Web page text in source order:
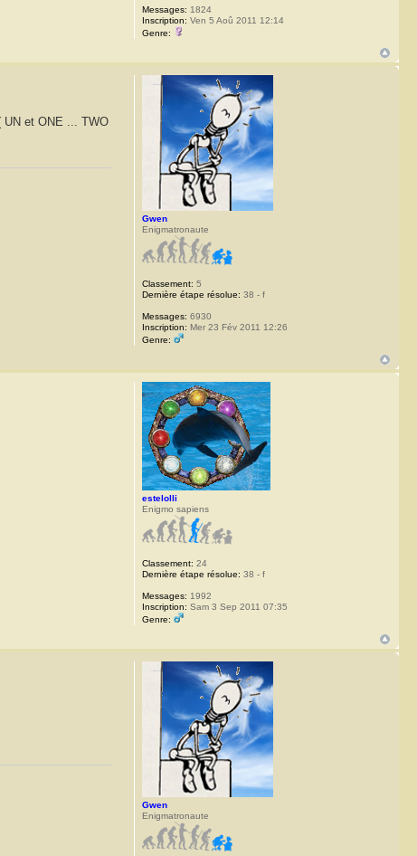
Messages: 1824
Inscription: Ven 5 Aoû 2011 12:14
Genre:
UN et ONE ... TWO
Gwen
Enigmatronaute
Classement: 5
Dernière étape résolue: 38 - f
Messages: 6930
Inscription: Mer 23 Fév 2011 12:26
Genre:
estelolli
Enigmo sapiens
Classement: 24
Dernière étape résolue: 38 - f
Messages: 1992
Inscription: Sam 3 Sep 2011 07:35
Genre:
Gwen
Enigmatronaute